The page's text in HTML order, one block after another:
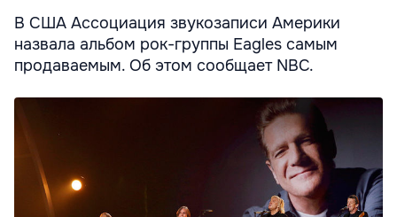
В США Ассоциация звукозаписи Америки
назвала альбом рок-группы Eagles самым
продаваемым. Об этом сообщает NBC.